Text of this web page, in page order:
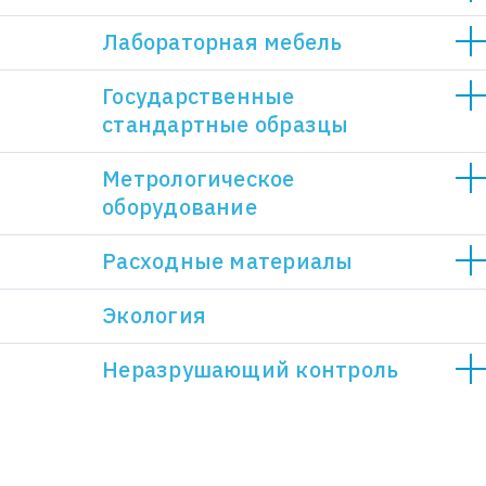
Лабораторная мебель
Государственные
стандартные образцы
Метрологическое
оборудование
Расходные материалы
Экология
Неразрушающий контроль